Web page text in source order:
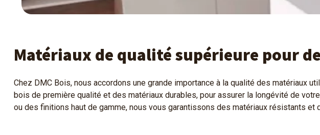
Matériaux de qualité supérieure pour
Chez DMC Bois, nous accordons une grande importance à la qualité des
bois de première qualité et des matériaux durables, pour assurer la longévité de
ou des finitions haut de gamme, nous vous garantissons des matériaux résistants